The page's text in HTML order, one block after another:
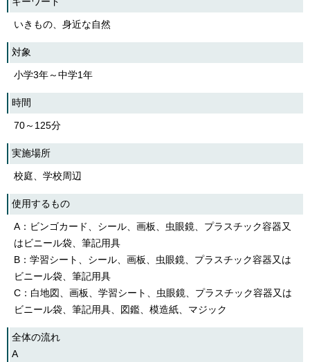
いきもの、身近な自然
対象
小学3年～中学1年
時間
70～125分
実施場所
校庭、学校周辺
使用するもの
A：ビンゴカード、シール、画板、虫眼鏡、プラスチック容器又
はビニール袋、筆記用具
B：学習シート、シール、画板、虫眼鏡、プラスチック容器又は
ビニール袋、筆記用具
C：白地図、画板、学習シート、虫眼鏡、プラスチック容器又は
ビニール袋、筆記用具、図鑑、模造紙、マジック
全体の流れ
A